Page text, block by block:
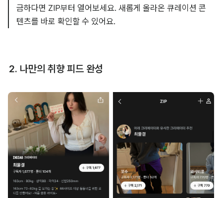
금하다면 ZIP부터 열어보세요. 새롭게 올라온 큐레이션 콘
텐츠를 바로 확인할 수 있어요.
2. 나만의 취향 피드 완성